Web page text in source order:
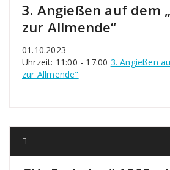
3. Angießen auf dem
zur Allmende“
01.10.2023
Uhrzeit: 11:00 - 17:00 3. Angießen
zur Allmende"